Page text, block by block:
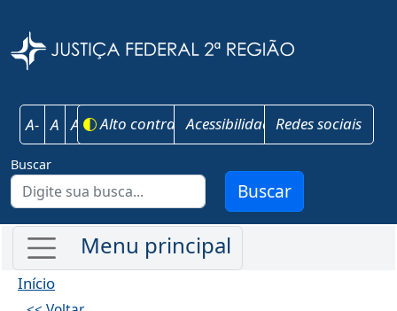
A- A A+ Alto contrasteAcessibilidadeRedes sociais
Buscar
Buscar
Início